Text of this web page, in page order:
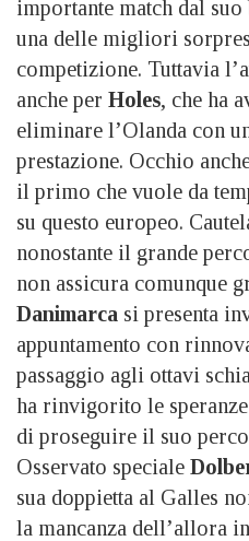
importante match dal suo
una delle migliori
competizione. Tuttavia
anche per Holes, che ha
eliminare l’Olanda con
prestazione. Occhio
il primo che vuole da
su questo europeo.
nonostante il grande
non assicura comunque
Danimarca si presenta
appuntamento con
passaggio agli ottavi
ha rinvigorito le
di proseguire il suo
Osservato speciale
sua doppietta al Galles
la mancanza dell’allora